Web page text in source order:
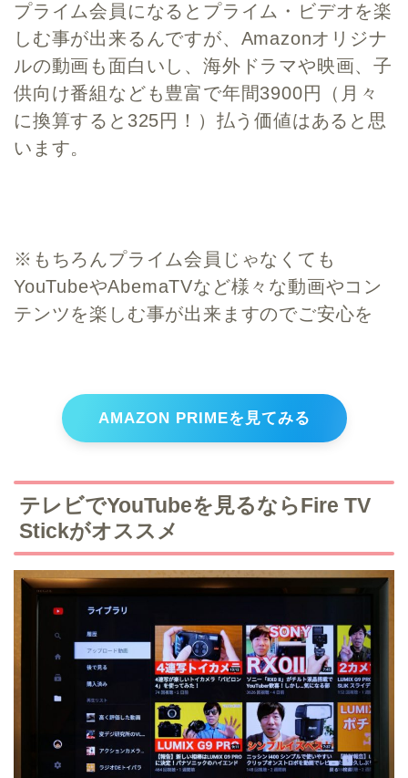
プライム会員になるとプライム・ビデオを楽
しむ事が出来るんですが、Amazonオリジナ
ルの動画も面白いし、海外ドラマや映画、子
供向け番組なども豊富で年間3900円（ 月々
に換算すると325円！ ）払う価値はあると思
います。
※もちろんプライム会員じゃなくても
YouTubeやAbemaTVなど様々な動画やコン
テンツを楽しむ事が出来ますのでご安心を
AMAZON PRIMEを見てみる
テレビでYouTubeを見るならFire TV
Stickがオススメ